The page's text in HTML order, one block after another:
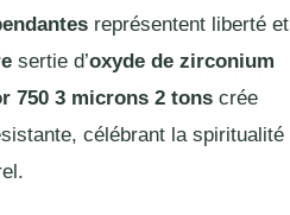
représentent liberté et
sertie d’oxyde de zirconium
750 3 microns 2 tonscrée
célébrant la spiritualité